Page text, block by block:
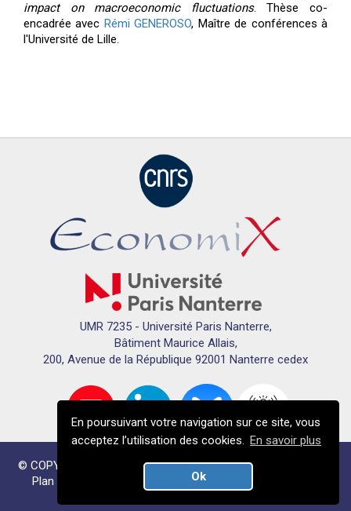
En poursuivant votre navigation sur ce site, vous
acceptez l’utilisation des cookies. En savoir plus
Ok
impact on macroeconomic fluctuations.Thèse co-
encadrée avec Rémi GENEROSO, Maître de conférences à
l'Université de Lille.
UMR 7235 - Université Paris Nanterre,
Bâtiment Maurice Allais,
200, Avenue de la République 92001 Nanterre cedex
© COPYRIGHTS ECONOMIX 2024 - TOUS DROITS RÉSERVÉS
Plan du site
Données personnelles